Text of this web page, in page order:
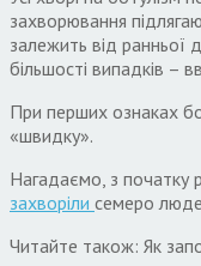
захворювання
залежить від ранньої
більшості випадків –
При перших ознаках
«швидку».
Нагадаємо, з початку
захворіли семеро
Читайте також: Як